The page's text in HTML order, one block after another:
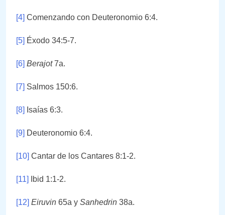
[4] Comenzando con Deuteronomio 6:4.
[5] Éxodo 34:5-7.
[6] Berajot7a.
[7] Salmos 150:6.
[8] Isaías 6:3.
[9] Deuteronomio 6:4.
[10] Cantar de los Cantares 8:1-2.
[11] Ibid 1:1-2.
[12] Eiruvin 65a y Sanhedrin 38a.